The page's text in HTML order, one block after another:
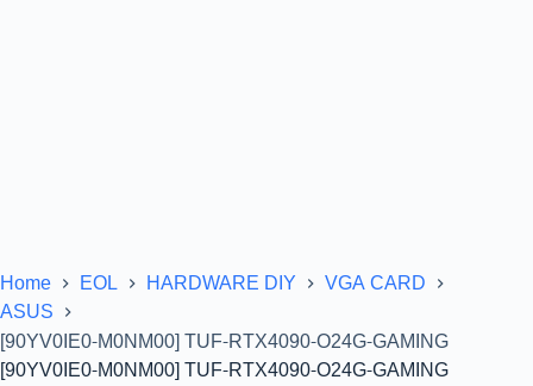
Home EOL HARDWARE DIY
VGA CARD
ASUS
[90YV0IE0-M0NM00] TUF-RTX4090-O24G-GAMING
[90YV0IE0-M0NM00] TUF-RTX4090-O24G-GAMING